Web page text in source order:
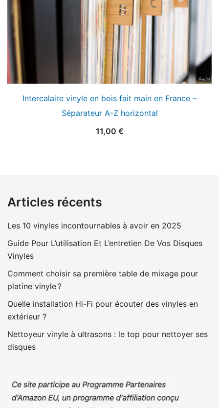
Intercalaire vinyle en bois fait main en France –
Séparateur A-Z horizontal
11,00 €
Articles récents
Les 10 vinyles incontournables à avoir en 2025
Guide Pour L’utilisation Et L’entretien De Vos Disques
Vinyles
Comment choisir sa première table de mixage pour
platine vinyle ?
Quelle installation Hi-Fi pour écouter des vinyles en
extérieur ?
Nettoyeur vinyle à ultrasons : le top pour nettoyer ses
disques